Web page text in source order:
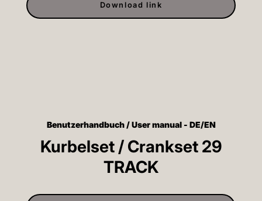
Download link
Benutzerhandbuch / User manual - DE/EN
Kurbelset / Crankset 29
TRACK